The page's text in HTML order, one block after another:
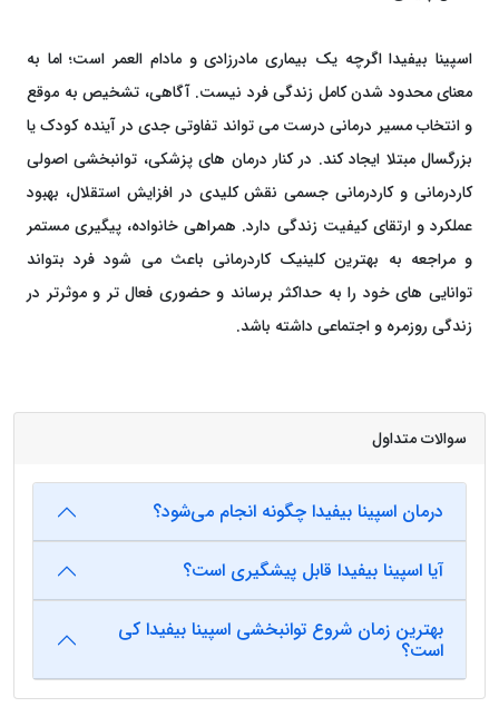
اسپینا بیفیدا اگرچه یک بیماری مادرزادی و مادام ‌العمر است؛ اما به
معنای محدود شدن کامل زندگی فرد نیست. آگاهی، تشخیص به ‌موقع
و انتخاب مسیر درمانی درست می ‌تواند تفاوتی جدی در آینده کودک یا
بزرگسال مبتلا ایجاد کند. در کنار درمان ‌های پزشکی، توانبخشی اصولی
کاردرمانی و کاردرمانی جسمی نقش کلیدی در افزایش استقلال، بهبود
عملکرد و ارتقای کیفیت زندگی دارد. همراهی خانواده، پیگیری مستمر
و مراجعه به بهترین کلینیک کاردرمانی باعث می ‌شود فرد بتواند
توانایی‌ های خود را به حداکثر برساند و حضوری فعال‌ تر و موثرتر در
زندگی روزمره و اجتماعی داشته باشد.
سوالات متداول
درمان اسپینا بیفیدا چگونه انجام می‌شود؟
آیا اسپینا بیفیدا قابل پیشگیری است؟
بهترین زمان شروع توانبخشی اسپینا بیفیدا کی
است؟